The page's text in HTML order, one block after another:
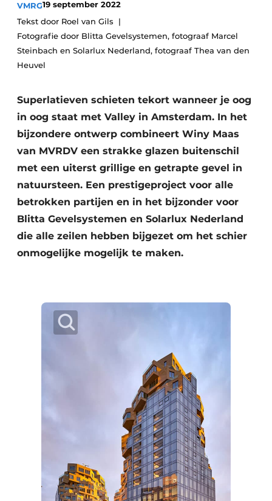
Podcasts
Privacy / Cookie statement
Vacature aanmelden
Vacatures
VMRG19 september 2022
Tekst door Roel van Gils
Fotografie door Blitta Gevelsystemen, fotograaf Marcel
Steinbach en Solarlux Nederland, fotograaf Thea van den
Heuvel​
Superlatieven schieten tekort wanneer je oog
in oog staat met Valley in Amsterdam. In het
bijzondere ontwerp combineert Winy Maas
van MVRDV een strakke glazen buitenschil
met een uiterst grillige en getrapte gevel in
natuursteen. Een prestigeproject voor alle
betrokken partijen en in het bijzonder voor
Blitta Gevelsystemen en Solarlux Nederland
die alle zeilen hebben bijgezet om het schier
onmogelijke mogelijk te maken.